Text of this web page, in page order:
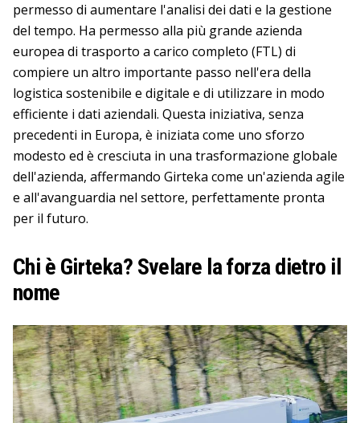
permesso di aumentare l'analisi dei dati e la gestione
del tempo. Ha permesso alla più grande azienda
europea di trasporto a carico completo (FTL) di
compiere un altro importante passo nell'era della
logistica sostenibile e digitale e di utilizzare in modo
efficiente i dati aziendali. Questa iniziativa, senza
precedenti in Europa, è iniziata come uno sforzo
modesto ed è cresciuta in una trasformazione globale
dell'azienda, affermando Girteka come un'azienda agile
e all'avanguardia nel settore, perfettamente pronta
per il futuro.
Chi è Girteka? Svelare la forza dietro il
nome